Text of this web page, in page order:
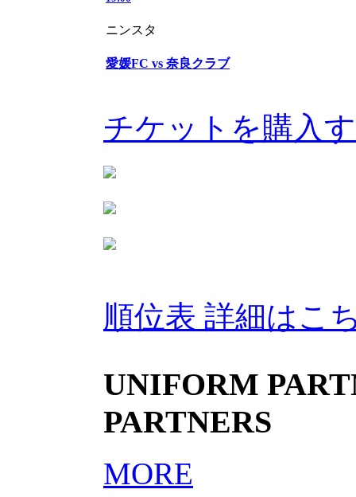
ニンスタ
愛媛FC vs 奈良クラブ
チケットを購入
順位表 詳細はこ
UNIFORM
PARTNERS
MORE